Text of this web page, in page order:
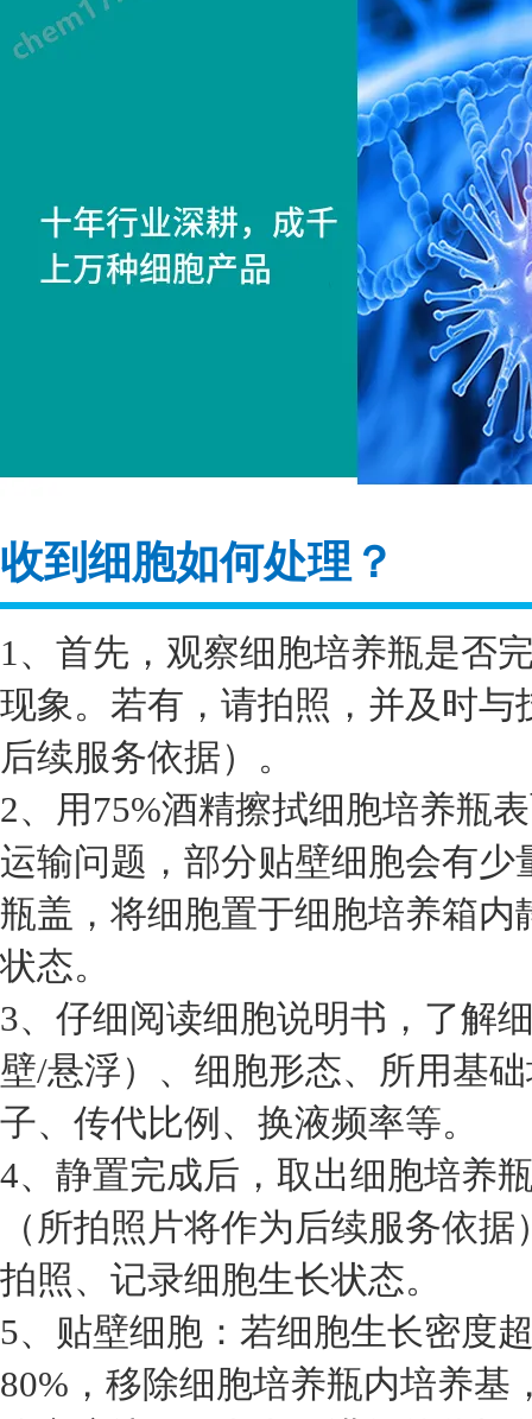
收到细胞如何处理？
1、首先，观察细胞培养瓶是否
现象。若有，请拍照，并及时
后续服务依据）。
2、用75%酒精擦拭细胞培养瓶
运输问题，部分贴壁细胞会有
瓶盖，将细胞置于细胞培养箱
状态。
3、仔细阅读细胞说明书，了解
壁/悬浮）、细胞形态、所用基
子、传代比例、换液频率等。
4、静置完成后，取出细胞培养
（所拍照片将作为后续服务依
拍照、记录细胞生长状态。
5、贴壁细胞：若细胞生长密度
80%，移除细胞培养瓶内培养